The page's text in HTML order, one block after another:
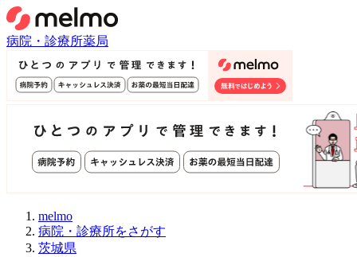
病院・診療所薬局
melmo
病院・診療所をさがす
茨城県